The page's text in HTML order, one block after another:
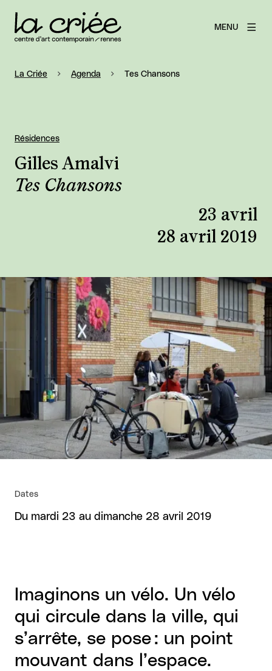
MENU
La Criée Agenda Tes Chansons
Tes Chansons
Gilles Amalvi
23 avril
28 avril 2019
Résidences
Agrandir
Dates
Du mardi 23 au dimanche 28 avril 2019
Imaginons un vélo. Un vélo
qui circule dans la ville, qui
s’arrête, se pose : un point
mouvant dans l’espace.